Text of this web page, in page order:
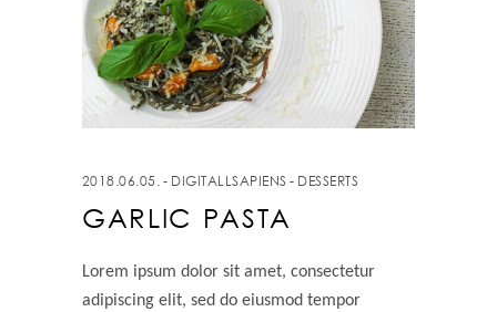
2018.06.05. DIGITALLSAPIENS DESSERTS
GARLIC PASTA
Lorem ipsum dolor sit amet, consectetur
adipiscing elit, sed do eiusmod tempor